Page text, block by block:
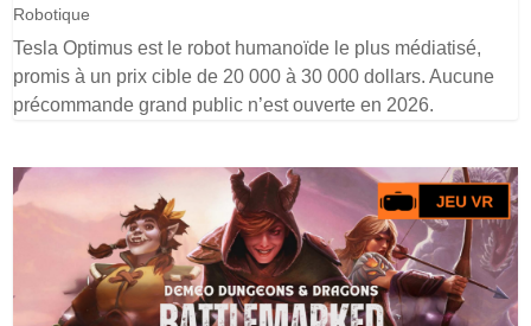
Robotique
Tesla Optimus est le robot humanoïde le plus médiatisé,
promis à un prix cible de 20 000 à 30 000 dollars. Aucune
précommande grand public n’est ouverte en 2026.